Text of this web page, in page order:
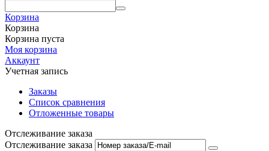
Корзина
Корзина
Корзина пуста
Моя корзина
Аккаунт
Учетная запись
Заказы
Список сравнения
Отложенные товары
Отслеживание заказа
Отслеживание заказа